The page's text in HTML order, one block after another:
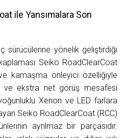
ile Yansımalara Son
sürücülerine yönelik geliştirdiği
Seiko RoadClearCoat
kamaşma önleyici özelliğiyle
ve ekstra net görüş mesafesi
Xenon ve LED farlara
Seiko RoadClearCoat (RCC)
ayrılmaz bir parçasıdır.